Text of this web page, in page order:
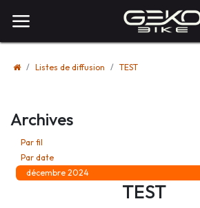
Listes de diffusion TEST
Archives
Par fil
Par date
décembre 2024
TEST